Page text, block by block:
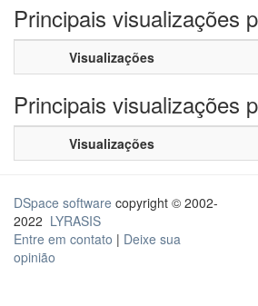
Principais visualizações
Visualizações
Principais visualizações
Visualizações
DSpace software copyright © 2002-
2022 LYRASIS
Entre em contato | Deixe sua
opinião